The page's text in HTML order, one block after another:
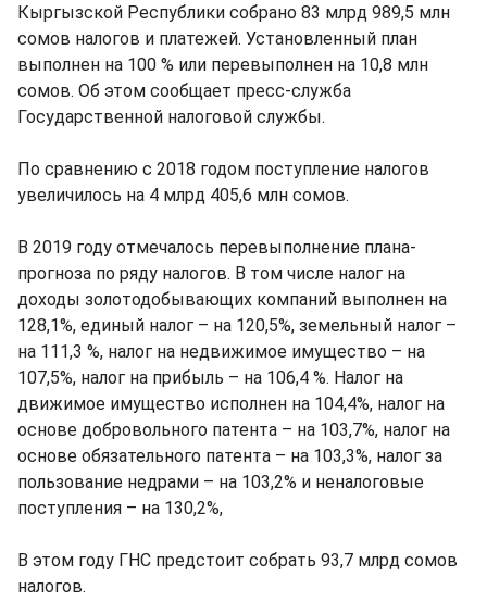
Кыргызской Республики собрано 83 млрд 989,5 млн
сомов налогов и платежей. Установленный план
выполнен на 100 % или перевыполнен на 10,8 млн
сомов. Об этом сообщает пресс-служба
Государственной налоговой службы.
По сравнению с 2018 годом поступление налогов
увеличилось на 4 млрд 405,6 млн сомов.
В 2019 году отмечалось перевыполнение плана-
прогноза по ряду налогов. В том числе налог на
доходы золотодобывающих компаний выполнен на
128,1%, единый налог – на 120,5%, земельный налог –
на 111,3 %, налог на недвижимое имущество – на
107,5%, налог на прибыль – на 106,4 %. Налог на
движимое имущество исполнен на 104,4%, налог на
основе добровольного патента – на 103,7%, налог на
основе обязательного патента – на 103,3%, налог за
пользование недрами – на 103,2% и неналоговые
поступления – на 130,2%,
В этом году ГНС предстоит собрать 93,7 млрд сомов
налогов.